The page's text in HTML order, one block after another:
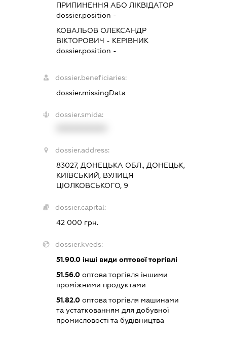
ПРИПИНЕННЯ АБО ЛІКВІДАТОР
dossier.position -
КОВАЛЬОВ ОЛЕКСАНДР
ВІКТОРОВИЧ - КЕРІВНИК
dossier.position -
dossier.beneficiaries:
dossier.missingData
dossier.smida:
dossier.address:
83027, ДОНЕЦЬКА ОБЛ., ДОНЕЦЬК,
КИЇВСЬКИЙ, ВУЛИЦЯ
ЦІОЛКОВСЬКОГО, 9
dossier.capital:
42 000 грн.
dossier.kveds:
51.90.0інші види оптової торгівлі
51.56.0оптова торгівля іншими
проміжними продуктами
51.82.0оптова торгівля машинами
та устаткованням для добувної
промисловості та будівництва